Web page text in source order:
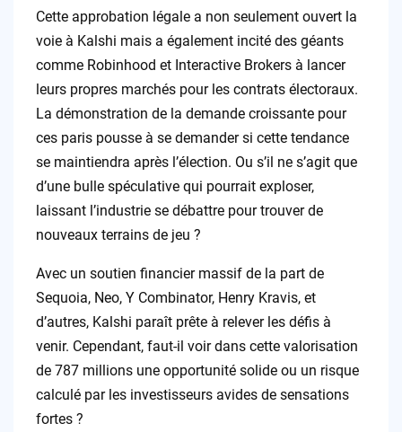
Cette approbation légale a non seulement ouvert la
voie à Kalshi mais a également incité des géants
comme Robinhood et Interactive Brokers à lancer
leurs propres marchés pour les contrats électoraux.
La démonstration de la demande croissante pour
ces paris pousse à se demander si cette tendance
se maintiendra après l’élection. Ou s’il ne s’agit que
d’une bulle spéculative qui pourrait exploser,
laissant l’industrie se débattre pour trouver de
nouveaux terrains de jeu ?
Avec un soutien financier massif de la part de
Sequoia, Neo, Y Combinator, Henry Kravis, et
d’autres, Kalshi paraît prête à relever les défis à
venir. Cependant, faut-il voir dans cette valorisation
de 787 millions une opportunité solide ou un risque
calculé par les investisseurs avides de sensations
fortes ?